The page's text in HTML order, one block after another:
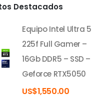
Destacados
Equipo Intel Ultra 5
225f Full Gamer –
16Gb DDR5 – SSD –
Geforce RTX5050
US$1,550.00